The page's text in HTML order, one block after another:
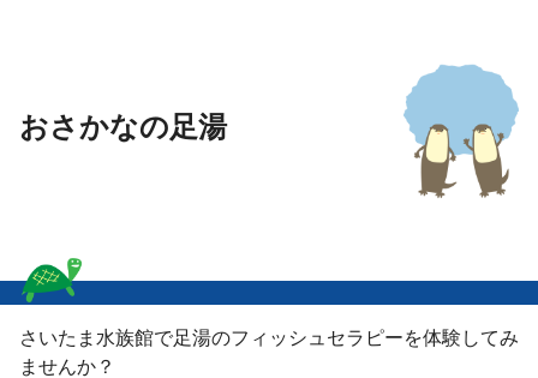
おさかなの足湯
さいたま水族館で足湯のフィッシュセラピーを体験してみ
ませんか？